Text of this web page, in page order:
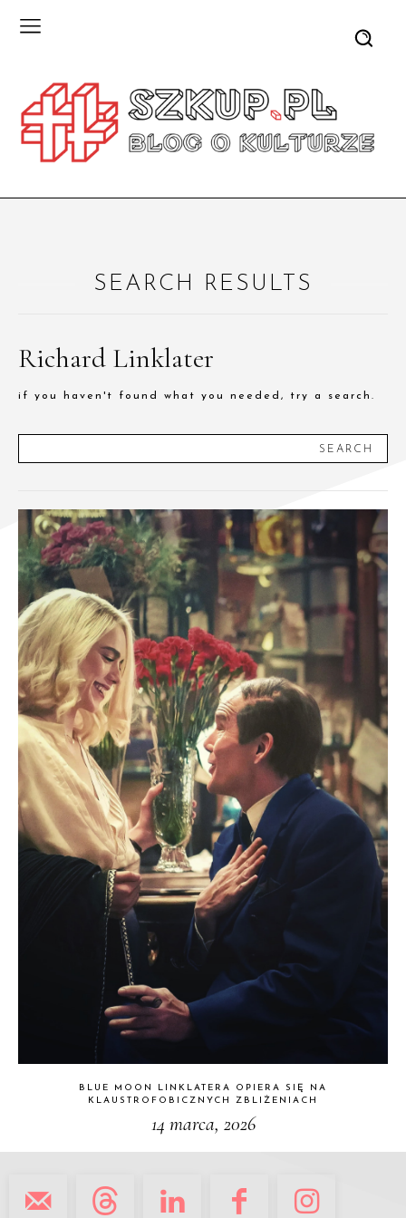
SEARCH RESULTS
Richard Linklater
if you haven't found what you needed, try a search.
SEARCH
BLUE MOON LINKLATERA OPIERA SIĘ NA
KLAUSTROFOBICZNYCH ZBLIŻENIACH
14 marca, 2026